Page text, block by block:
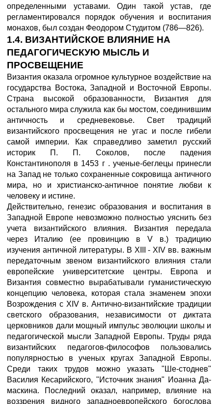
определенными уставами. Один такой устав, где
регламентировался порядок обучения и воспитания
монахов, был создан Феодором Студитом (786—826).
1.4. ВИЗАНТИЙСКОЕ ВЛИЯНИЕ НА
ПЕДАГОГИЧЕСКУЮ МЫСЛЬ И
ПРОСВЕЩЕНИЕ
Византия оказала огромное культурное воздействие на
государства Востока, Западной и Восточной Европы.
Страна высокой образованности, Византия для
остального мира служила как бы мостом, соединившим
античность и средневековье. Свет традиций
византийского просвещения не угас и после гибели
самой империи. Как справедливо заметил русский
историк П. П. Соколов, после падения
Константинополя в 1453 г . ученые-беглецы принесли
на Запад не только сохраненные сокровища античного
мира, но и христианско-античное понятие любви к
человеку и истине.
Действительно, генезис образования и воспитания в
Западной Европе невозможно полностью уяснить без
учета византийского влияния. Византия передала
через Италию (ее провинцию в V в.) традицию
изучения античной литературы. В XIII - XIV вв. важным
передаточным звеном византийского влияния стали
европейские университетские центры. Европа и
Византия совместно вырабатывали гуманистическую
концепцию человека, которая стала знаменем эпохи
Возрождения с XIV в. Антично-византийские традиции
светского образования, независимости от диктата
церковников дали мощный импульс эволюции школы и
педагогической мысли Западной Европы. Труды ряда
византийских педагогов-философов пользовались
популярностью в ученых кругах Западной Европы.
Среди таких трудов можно указать "Ше-стоднев"
Василия Кесарийского, "Источник знания" Иоанна Да-
маскина. Последний оказал, например, влияние на
воззрения видного западноевропейского богослова